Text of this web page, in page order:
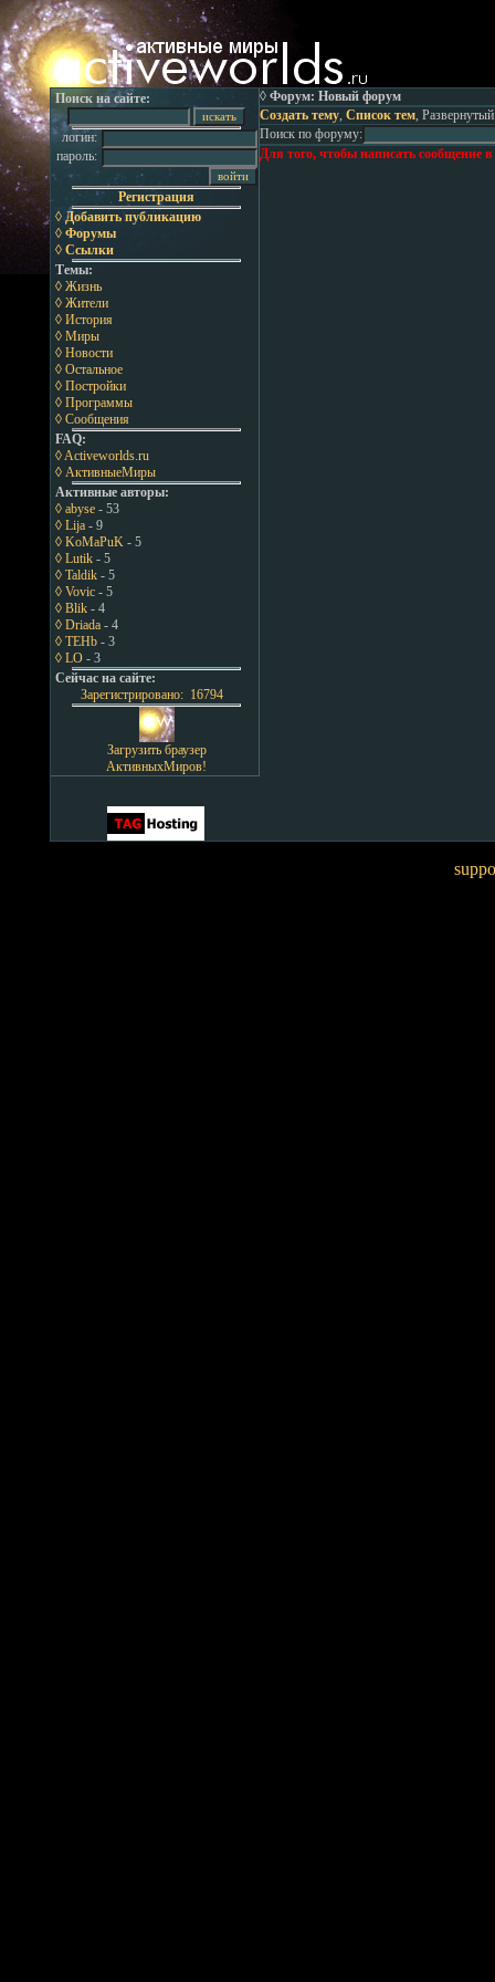
Поиск на сайте:
логин:
пароль:
Регистрация
◊ Добавить публикацию
◊ Форумы
◊ Ссылки
Темы:
◊ Жизнь
◊ Жители
◊ История
◊ Миры
◊ Новости
◊ Остальное
◊ Постройки
◊ Программы
◊ Сообщения
FAQ:
◊ Activeworlds.ru
◊ АктивныеМиры
Активные авторы:
◊ abyse - 53
◊ Lija - 9
◊ KoMaPuK - 5
◊ Lutik - 5
◊ Taldik - 5
◊ Vovic - 5
◊ Blik - 4
◊ Driada - 4
◊ TEHb - 3
◊ LO - 3
Сейчас на сайте:
Зарегистрировано: 16794
Загрузить браузер
АктивныхМиров!
◊ Форум: Новый форум
Создать тему, Список тем,
Поиск по форуму:
Для того, чтобы написать сообщение